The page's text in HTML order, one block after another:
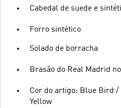
Cabedal de suede e
Forro sintético
Solado de borracha
Brasão do Real Madrid
Cor do artigo: Blue Bird /
Yellow